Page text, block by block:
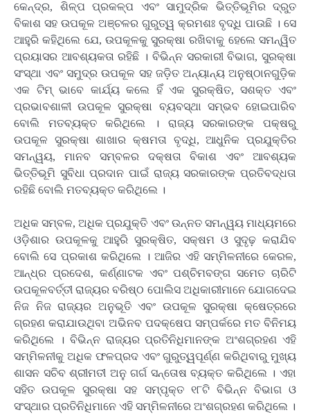
କେନ୍ଦ୍ର, ଶିଳ୍ପ ପ୍ରକଳ୍ପ ଏବଂ ସାମୁଦ୍ରିକ ଭିତ୍ତିଭୂମିର ଦ୍ରୁତ
ବିକାଶ ସହ ଉପକୂଳ ଅଞ୍ଚଳର ଗୁରୁତ୍ୱ କ୍ରମଶଃ ବୃଦ୍ଧି ପାଉଛି । ସେ
ଆହୁରି କହିଥିଲେ ଯେ, ଉପକୂଳକୁ ସୁରକ୍ଷା ରଖିବାକୁ ହେଲେ ସମନ୍ୱିତ
ପ୍ରୟାସର ଆବଶ୍ୟକତା ରହିଛି । ବିଭିନ୍ନ ସରକାରୀ ବିଭାଗ, ସୁରକ୍ଷା
ସଂସ୍ଥା ଏବଂ ସମୁଦ୍ର ଉପକୂଳ ସହ ଜଡ଼ିତ ଅନ୍ୟାନ୍ୟ ଅନୁଷ୍ଠାନଗୁଡ଼ିକ
ଏକ ଟିମ୍ ଭାବେ କାର୍ଯ୍ୟ କଲେ ହିଁ ଏକ ସୁରକ୍ଷିତ, ସଶକ୍ତ ଏବଂ
ପ୍ରଭାବଶାଳୀ ଉପକୂଳ ସୁରକ୍ଷା ବ୍ୟବସ୍ଥା ସମ୍ଭବ ହୋଇପାରିବ
ବୋଲି ମତବ୍ୟକ୍ତ କରିଥିଲେ । ରାଜ୍ୟ ସରକାରଙ୍କ ପକ୍ଷରୁ
ଉପକୂଳ ସୁରକ୍ଷା ଶାଖାର କ୍ଷମତା ବୃଦ୍ଧି, ଆଧୁନିକ ପ୍ରଯୁକ୍ତିର
ସମନ୍ୱୟ, ମାନବ ସମ୍ବଳର ଦକ୍ଷତା ବିକାଶ ଏବଂ ଆବଶ୍ୟକ
ଭିତ୍ତିଭୂମି ସୁବିଧା ପ୍ରଦାନ ପାଇଁ ରାଜ୍ୟ ସରକାରଙ୍କ ପ୍ରତିବଦ୍ଧତା
ରହିଛି ବୋଲି ମତବ୍ୟକ୍ତ କରିଥିଲେ ।
ଅଧିକ ସମ୍ବଳ, ଅଧିକ ପ୍ରଯୁକ୍ତି ଏବଂ ଉନ୍ନତ ସମନ୍ୱୟ ମାଧ୍ୟମରେ
ଓଡ଼ିଶାର ଉପକୂଳକୁ ଆହୁରି ସୁରକ୍ଷିତ, ସକ୍ଷମ ଓ ସୁଦୃଢ଼ କରାଯିବ
ବୋଲି ସେ ପ୍ରକାଶ କରିଥିଲେ । ଆଜିର ଏହି ସମ୍ମିଳନୀରେ କେରଳ,
ଆନ୍ଧ୍ର ପ୍ରଦେଶ, କର୍ଣ୍ଣାଟକ ଏବଂ ପଶ୍ଚିମବଙ୍ଗ ସମେତ ଚାରିଟି
ଉପକୂଳବର୍ତ୍ତୀ ରାଜ୍ୟର ବରିଷ୍ଠ ପୋଲିସ ଅଧିକାରୀମାନେ ଯୋଗଦେଇ
ନିଜ ନିଜ ରାଜ୍ୟର ଅନୁଭୂତି ଏବଂ ଉପକୂଳ ସୁରକ୍ଷା କ୍ଷେତ୍ରରେ
ଗ୍ରହଣ କରାଯାଉଥିବା ଅଭିନବ ପଦକ୍ଷେପ ସମ୍ପର୍କରେ ମତ ବିନିମୟ
କରିଥିଲେ । ବିଭିନ୍ନ ରାଜ୍ୟର ପ୍ରତିନିଧିମାନଙ୍କ ଅଂଶଗ୍ରହଣ ଏହି
ସମ୍ମିଳନୀକୁ ଅଧିକ ଫଳପ୍ରଦ ଏବଂ ଗୁରୁତ୍ୱପୂର୍ଣ୍ଣ କରିଥିବାରୁ ମୁଖ୍ୟ
ଶାସନ ସଚିବ ଶ୍ରୀମତୀ ଅନୁ ଗର୍ଗ ସନ୍ତୋଷ ବ୍ୟକ୍ତ କରିଥିଲେ । ଏହା
ସହିତ ଉପକୂଳ ସୁରକ୍ଷା ସହ ସମ୍ପୃକ୍ତ ୧୮ଟି ବିଭିନ୍ନ ବିଭାଗ ଓ
ସଂସ୍ଥାର ପ୍ରତିନିଧିମାନେ ଏହି ସମ୍ମିଳନୀରେ ଅଂଶଗ୍ରହଣ କରିଥିଲେ ।